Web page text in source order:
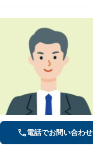
電話でお問い合わせ